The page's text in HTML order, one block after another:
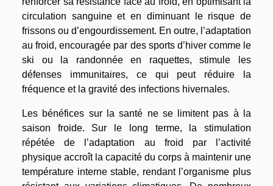
circulation sanguine et en diminuant le risque de
frissons ou d’engourdissement. En outre, l’adaptation
au froid, encouragée par des sports d’hiver comme le
ski ou la randonnée en raquettes, stimule les
défenses immunitaires, ce qui peut réduire la
fréquence et la gravité des infections hivernales.
Les bénéfices sur la santé ne se limitent pas à la
saison froide. Sur le long terme, la stimulation
répétée de l’adaptation au froid par l’activité
physique accroît la capacité du corps à maintenir une
température interne stable, rendant l’organisme plus